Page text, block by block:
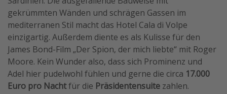
gekrümmten Wänden und schrägen Gassen im
mediterranen Stil macht das Hotel Cala di Volpe
einzigartig. Außerdem diente es als Kulisse für den
James Bond-Film „Der Spion, der mich liebte“ mit Roger
Moore. Kein Wunder also, dass sich Prominenz und
Adel hier pudelwohl fühlen und gerne die circa 17.000
Euro pro Nachtfür die Präsidentensuite zahlen.